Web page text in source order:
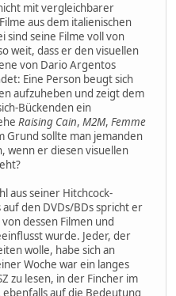
mit vergleichbarer
aus dem italienischen
sind seine Filme voll von
weit, dass er den visuellen
von Dario Argentos
Eine Person beugt sich
aufzuheben und zeigt dem
Bückenden ein
Raising Cain, M2M, Femme
Grund sollte man jemanden
wenn er diesen visuellen
aus seiner Hitchcock-
den DVDs/BDs spricht er
dessen Filmen und
wurde. Jeder, der
wolle, habe sich an
Woche war ein langes
zu lesen, in der Fincher im
ebenfalls auf die Bedeutung